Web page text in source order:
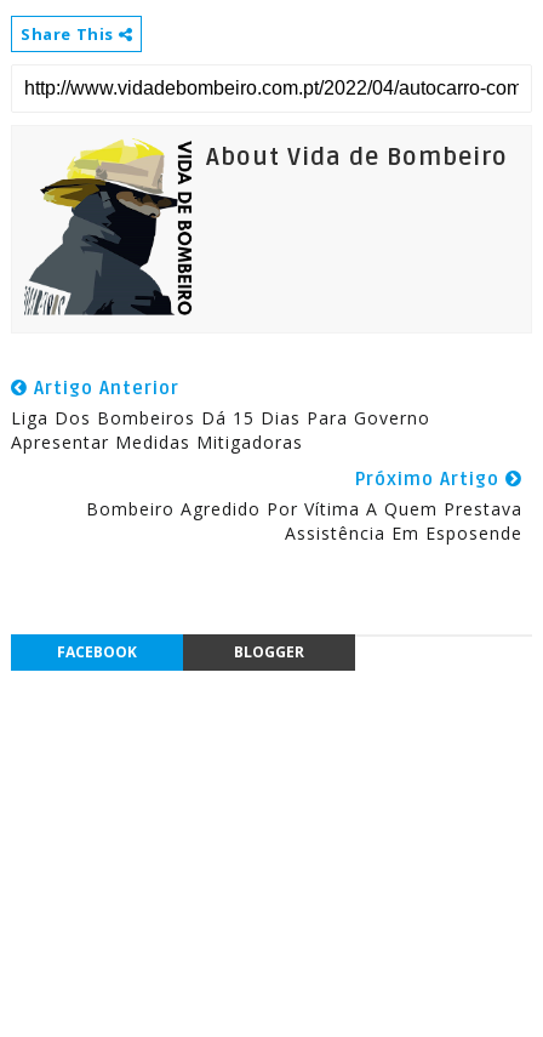
Share This
About Vida de Bombeiro
Artigo Anterior
Liga Dos Bombeiros Dá 15 Dias Para Governo
Apresentar Medidas Mitigadoras
Próximo Artigo
Bombeiro Agredido Por Vítima A Quem Prestava
Assistência Em Esposende
FACEBOOK BLOGGER